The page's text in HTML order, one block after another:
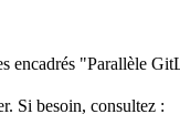
encadrés "Parallèle
. Si besoin, consultez :